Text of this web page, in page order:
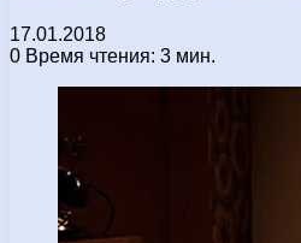
17.01.2018
0 Время чтения: 3 мин.